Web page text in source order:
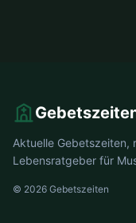
Aktuelle Gebetszeiten,
Lebensratgeber für
© 2026 Gebetszeiten